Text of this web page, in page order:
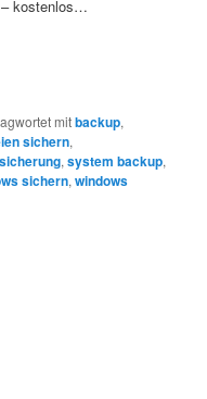
kostenlos…
mitbackup,
sichern,
sicherung,system backup,
sichern,windows